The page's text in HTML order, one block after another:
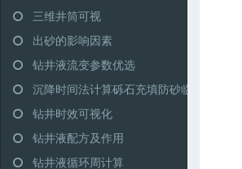
三维井筒可视
出砂的影响因素
钻井液流变参数优选
沉降时间法计算砾石充填防砂临界充填排量
钻井时效可视化
钻井液配方及作用
钻井液循环周计算